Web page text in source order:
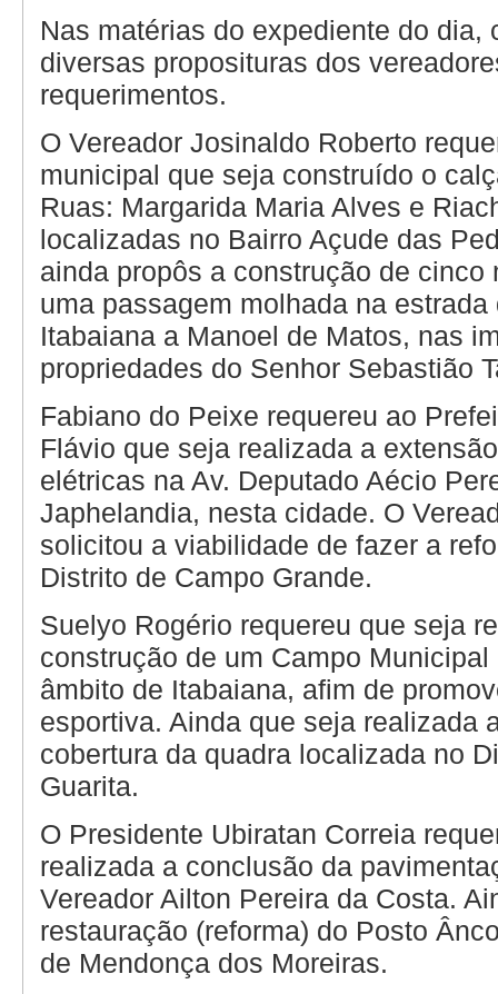
Nas matérias do expediente do dia,
diversas proposituras dos
requerimentos.
O Vereador Josinaldo Roberto
municipal que seja construído o
Ruas: Margarida Maria Alves e
localizadas no Bairro Açude das
ainda propôs a construção de cinco
uma passagem molhada na estrada
Itabaiana a Manoel de Matos, nas
propriedades do Senhor Sebastião
Fabiano do Peixe requereu ao
Flávio que seja realizada a
elétricas na Av. Deputado Aécio
Japhelandia, nesta cidade. O
solicitou a viabilidade de fazer a
Distrito de Campo Grande.
Suelyo Rogério requereu que seja
construção de um Campo
âmbito de Itabaiana, afim de
esportiva. Ainda que seja realizada
cobertura da quadra localizada no
Guarita.
O Presidente Ubiratan Correia
realizada a conclusão da
Vereador Ailton Pereira da Costa.
restauração (reforma) do Posto
de Mendonça dos Moreiras.